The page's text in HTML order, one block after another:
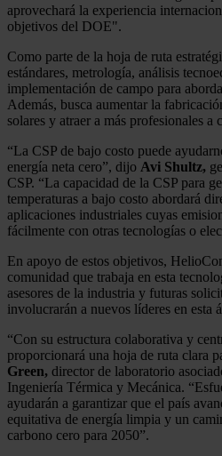
aprovechará la experiencia
objetivos del DOE".
Como parte de la hoja de ruta
estándares, metrología, análisis
implementación de campo para
Además, busca aumentar la
solares y atraer a más profesionales a
“La CSP de bajo costo puede
energía neta cero”, dijo Avi Shultz,
CSP. “La capacidad de la CSP para
temperaturas a bajo costo abordará
aplicaciones industriales cuyas
fácilmente con otras tecnologías o
En apoyo de estos objetivos,
comunidad que trabaja en esta
asesores de la industria y futuras
involucrarán a nuevos líderes en esta
“Con su estructura colaborativa y
proporcionará una hoja de ruta clara
Green, director de laboratorio
Ingeniería Térmica y Mecánica.
ayudarán a garantizar que el país
equitativa de energía limpia y un
carbono cero para 2050”.